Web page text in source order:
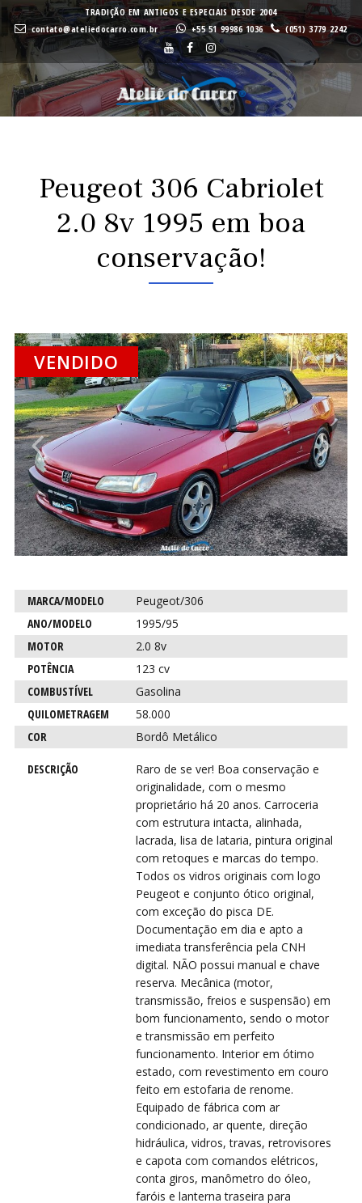
Buscar
TRADIÇÃO EM ANTIGOS E ESPECIAIS DESDE 2004
contato@ateliedocarro.com.br
+55 51 99986 1036 (051) 3779 2242
Peugeot 306 Cabriolet
2.0 8v 1995 em boa
conservação!
VENDIDO
Anterior
Característica
Descrição
para este
carro
MARCA/MODELO
Peugeot/306
ANO/MODELO
1995/95
MOTOR
2.0 8v
POTÊNCIA
123 cv
COMBUSTÍVEL
Gasolina
QUILOMETRAGEM
58.000
COR
Bordô Metálico
DESCRIÇÃO
Raro de se ver! Boa conservação e
originalidade, com o mesmo
proprietário há 20 anos. Carroceria
com estrutura intacta, alinhada,
lacrada, lisa de lataria, pintura original
com retoques e marcas do tempo.
Todos os vidros originais com logo
Peugeot e conjunto ótico original,
com exceção do pisca DE.
Documentação em dia e apto a
imediata transferência pela CNH
digital. NÃO possui manual e chave
reserva. Mecânica (motor,
transmissão, freios e suspensão) em
bom funcionamento, sendo o motor
e transmissão em perfeito
funcionamento. Interior em ótimo
estado, com revestimento em couro
feito em estofaria de renome.
Equipado de fábrica com ar
condicionado, ar quente, direção
hidráulica, vidros, travas, retrovisores
e capota com comandos elétricos,
conta giros, manômetro do óleo,
faróis e lanterna traseira para